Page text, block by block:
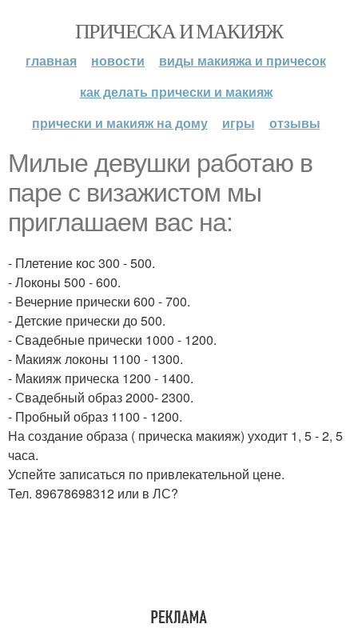
ПРИЧЕСКА И МАКИЯЖ
главная новости
виды макияжа и причесок
как делать прически и макияж
прически и макияж на дому
игры отзывы
Милые девушки работаю в
паре с визажистом мы
приглашаем вас на:
- Плетение кос 300 - 500.
- Локоны 500 - 600.
- Вечерние прически 600 - 700.
- Детские прически до 500.
- Свадебные прически 1000 - 1200.
- Макияж локоны 1100 - 1300.
- Макияж прическа 1200 - 1400.
- Свадебный образ 2000- 2300.
- Пробный образ 1100 - 1200.
На создание образа ( прическа макияж) уходит 1, 5 - 2, 5
часа.
Успейте записаться по привлекательной цене.
Тел. 89678698312 или в ЛС?